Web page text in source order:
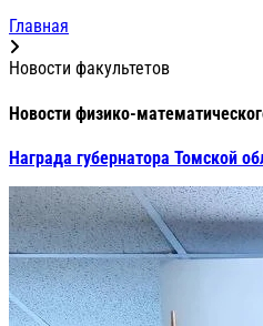
Главная
Новости факультетов
Новости физико-
Награда губернатора Томской